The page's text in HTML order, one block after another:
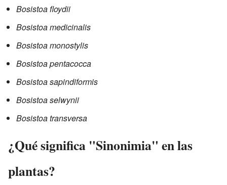
Bosistoa floydii
Bosistoa medicinalis
Bosistoa monostylis
Bosistoa pentacocca
Bosistoa sapindiformis
Bosistoa selwynii
Bosistoa transversa
¿Qué significa "Sinonimia" en las
plantas?